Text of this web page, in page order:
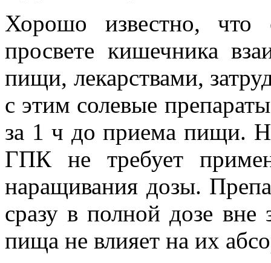
Хорошо известно, что
просвете кишечника
пищи, лекарствами,
с этим солевые
за 1 ч до приема пищи.
ГПК не требует
наращивания дозы.
сразу в полной дозе вне
пища не влияет на их